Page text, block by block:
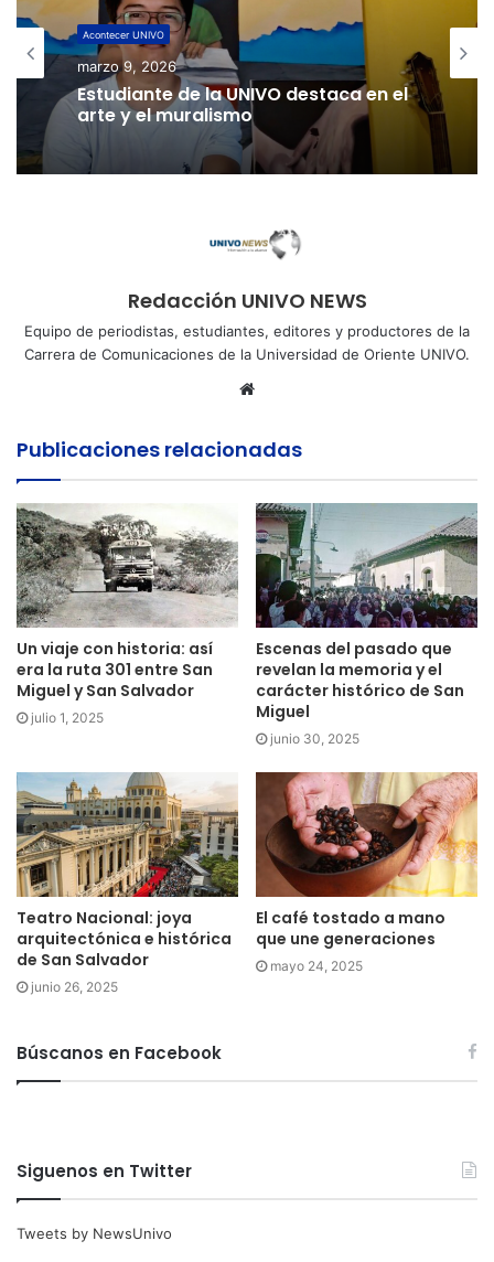
Acontecer UNIVO
marzo 9, 2026
arte y el muralismo
Cultura
noviembre 5, 2025
El sorbete artesanal mantiene su
tradición en las playas de San Miguel
Redacción UNIVO NEWS
Equipo de periodistas, estudiantes, editores y productores de la
Carrera de Comunicaciones de la Universidad de Oriente UNIVO.
Sitio
Publicaciones relacionadas
Un viaje con historia: así
era la ruta 301 entre San
Miguel y San Salvador
julio 1, 2025
Escenas del pasado que
revelan la memoria y el
carácter histórico de San
Miguel
junio 30, 2025
Teatro Nacional: joya
arquitectónica e histórica
de San Salvador
junio 26, 2025
El café tostado a mano
que une generaciones
mayo 24, 2025
Búscanos en Facebook
Siguenos en Twitter
Tweets by NewsUnivo